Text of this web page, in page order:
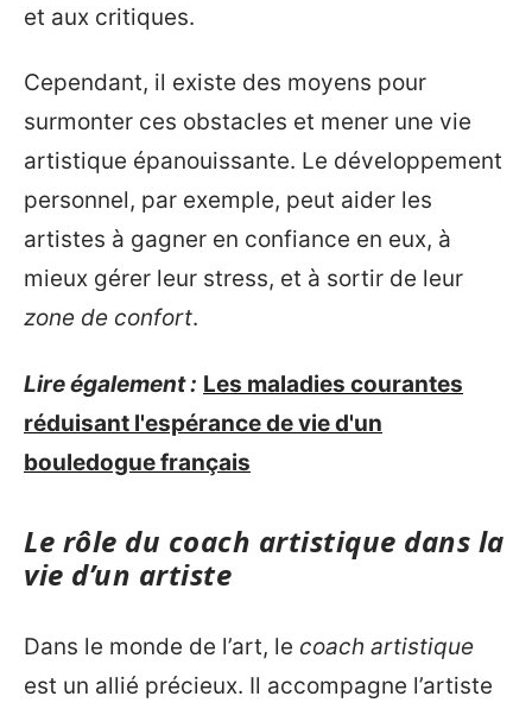
et aux critiques.
Cependant, il existe des moyens pour
surmonter ces obstacles et mener une vie
artistique épanouissante. Le développement
personnel, par exemple, peut aider les
artistes à gagner en confiance en eux, à
mieux gérer leur stress, et à sortir de leur
zone de confort.
Lire également : Les maladies courantes
réduisant l'espérance de vie d'un
bouledogue français
Le rôle du coach artistique dans la
vie d’un artiste
Dans le monde de l’art, le coach artistique
est un allié précieux. Il accompagne l’artiste